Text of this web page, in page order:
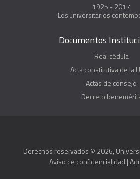
1925 - 2017
Los universitarios
Documentos
Real cédula
Acta constitutiva de la
Actas de consejo
Decreto
Derechos reservados © 2026,
Aviso de confidencialidad |